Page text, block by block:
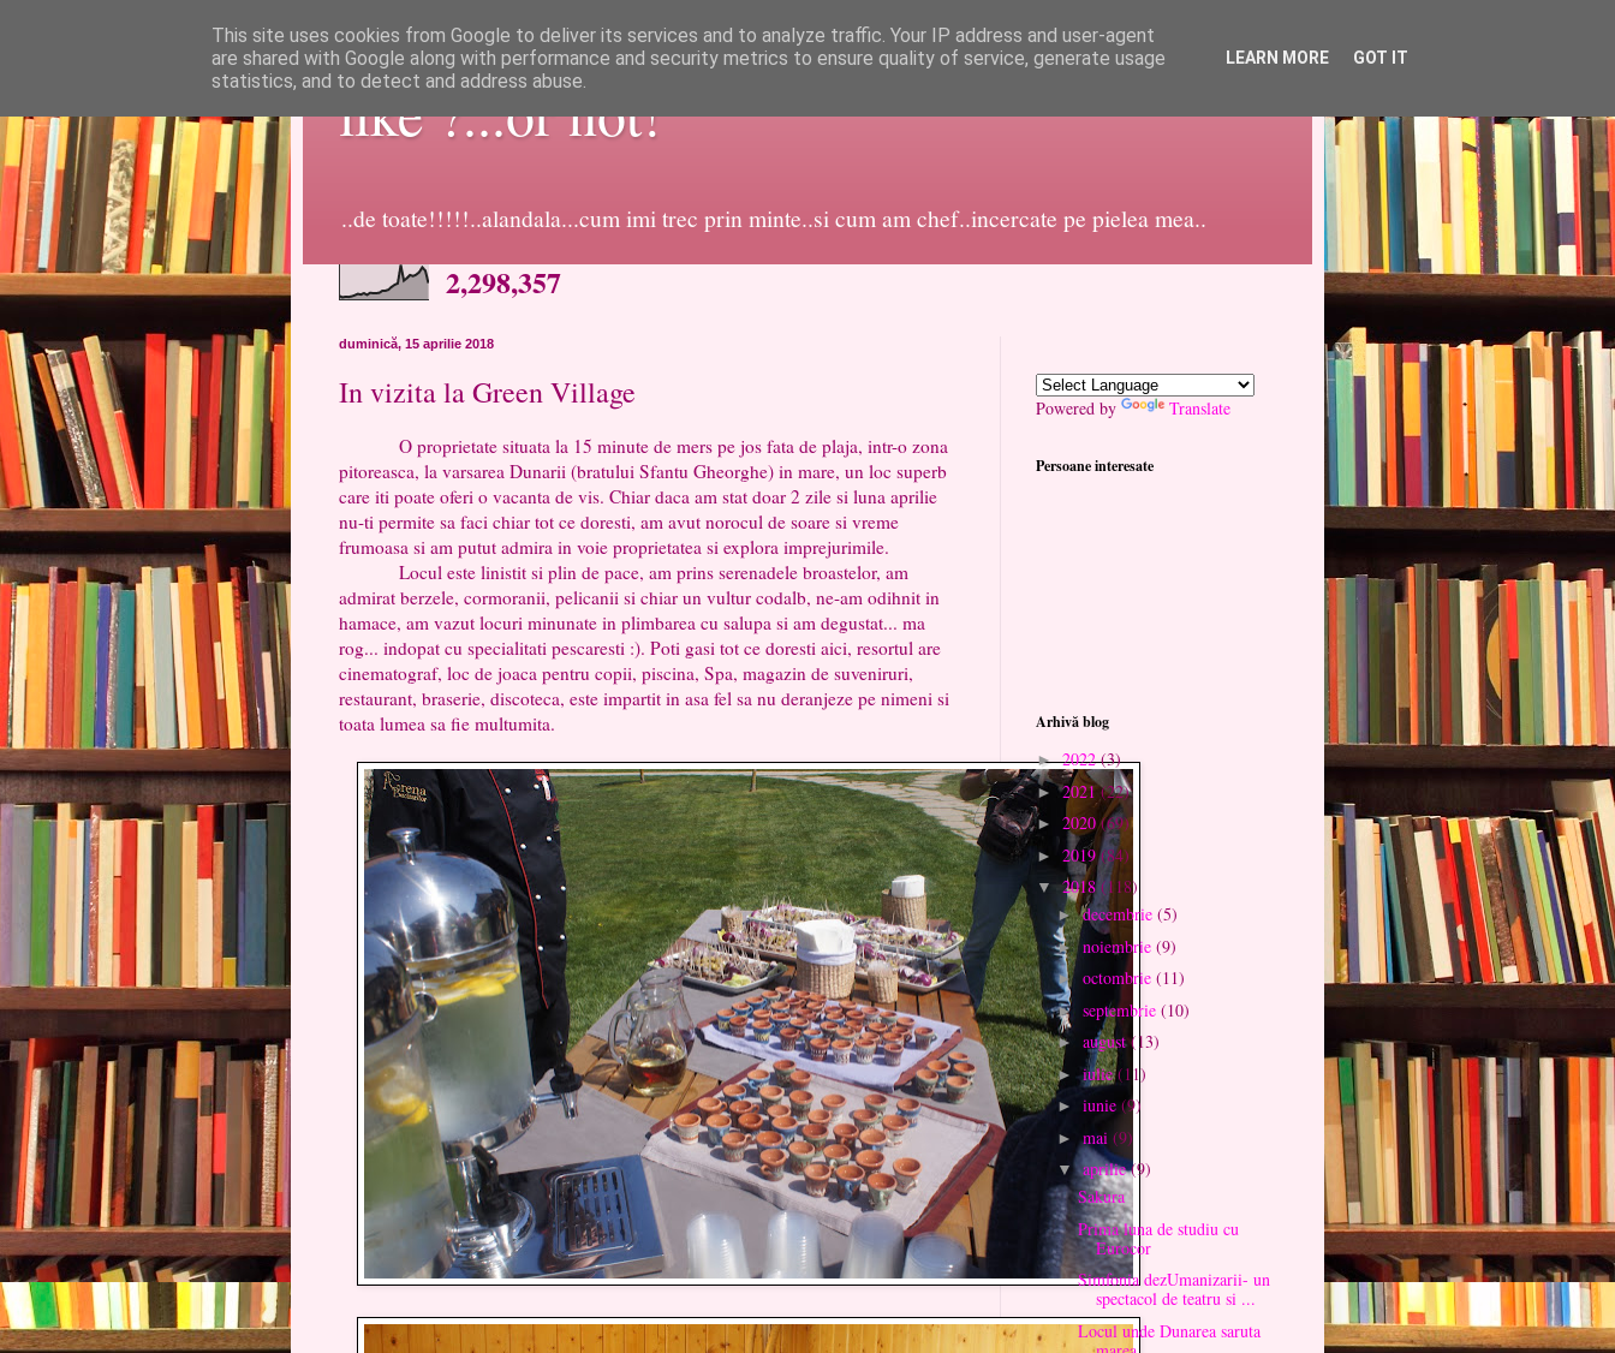
like ?...or not!
..de toate!!!!!..alandala...cum imi trec prin minte..si cum am chef..incercate pe pielea mea..
2,298,357
duminică, 15 aprilie 2018
In vizita la Green Village
O proprietate situata la 15 minute de mers pe jos fata de plaja, intr-o zona
pitoreasca, la varsarea Dunarii (bratului Sfantu Gheorghe) in mare, un loc superb
care iti poate oferi o vacanta de vis. Chiar daca am stat doar 2 zile si luna aprilie
nu-ti permite sa faci chiar tot ce doresti, am avut norocul de soare si vreme
frumoasa si am putut admira in voie proprietatea si explora imprejurimile.
Locul este linistit si plin de pace, am prins serenadele broastelor, am
admirat berzele, cormoranii, pelicanii si chiar un vultur codalb, ne-am odihnit in
hamace, am vazut locuri minunate in plimbarea cu salupa si am degustat... ma
rog... indopat cu specialitati pescaresti :). Poti gasi tot ce doresti aici, resortul are
cinematograf, loc de joaca pentru copii, piscina, Spa, magazin de suveniruri,
restaurant, braserie, discoteca, este impartit in asa fel sa nu deranjeze pe nimeni si
toata lumea sa fie multumita.
Powered by Translate
Persoane interesate
Arhivă blog
►2022(3)
►2021(22)
► 2020(69)
► 2019(84)
▼2018 (118)
►decembrie (5)
►noiembrie (9)
► octombrie (11)
► septembrie (10)
► august(13)
►iulie(11)
► iunie (9)
►mai (9)
▼aprilie(9)
Sakura
Prima luna de studiu cu
Eurocor
Simfonia dezUmanizarii- un
spectacol de teatru si ...
Locul unde Dunarea saruta
This site uses cookies from Google to deliver its services and to analyze traffic. Your IP address and user-agent
are shared with Google along with performance and security metrics to ensure quality of service, generate usage
statistics, and to detect and address abuse.
LEARN MORE GOT IT